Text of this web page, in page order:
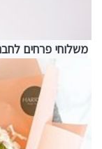
משלוחי פרחים